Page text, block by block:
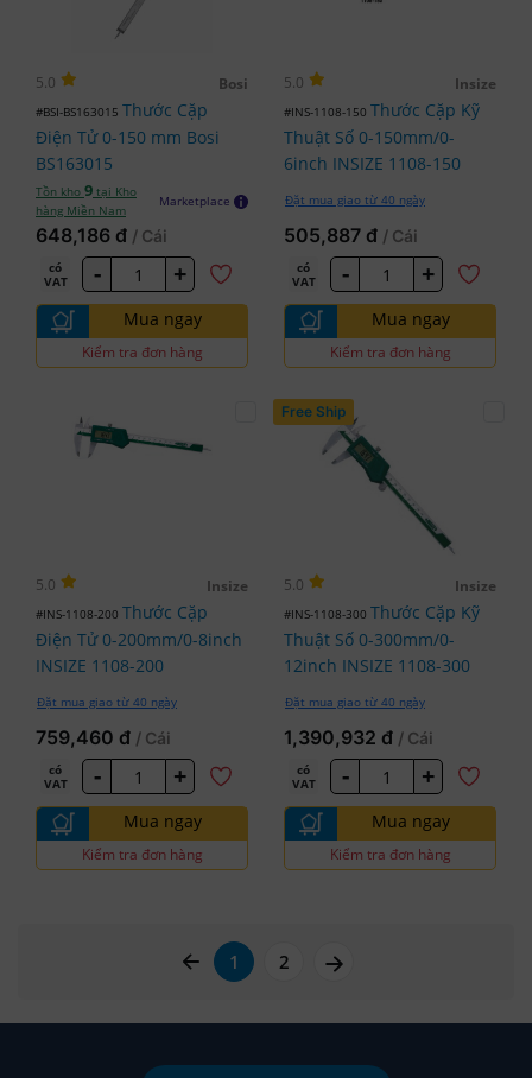
5.0 Bosi
#BSI-BS163015 Thước Cặp
Điện Tử 0-150 mm Bosi
BS163015
Tồn kho 9 tại Kho
hàng Miền Nam
Marketplace
648,186 đ / Cái
có
VAT
- +
Mua ngay
Kiểm tra đơn hàng
5.0 Insize
#INS-1108-150 Thước Cặp Kỹ
Thuật Số 0-150mm/0-
6inch INSIZE 1108-150
Đặt mua giao từ 40 ngày
505,887 đ / Cái
có
VAT
- +
Mua ngay
Kiểm tra đơn hàng
5.0 Insize
#INS-1108-200 Thước Cặp
Điện Tử 0-200mm/0-8inch
INSIZE 1108-200
Đặt mua giao từ 40 ngày
759,460 đ / Cái
có
VAT
- +
Mua ngay
Kiểm tra đơn hàng
Free Ship
5.0 Insize
#INS-1108-300 Thước Cặp Kỹ
Thuật Số 0-300mm/0-
12inch INSIZE 1108-300
Đặt mua giao từ 40 ngày
1,390,932 đ / Cái
có
VAT
- +
Mua ngay
Kiểm tra đơn hàng
page left arrow
1 2